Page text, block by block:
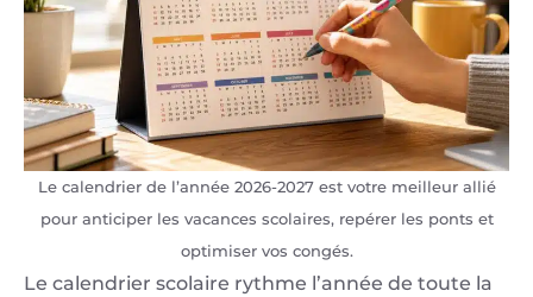
Le calendrier de l’année 2026-2027 est votre meilleur allié
pour anticiper les vacances scolaires, repérer les ponts et
optimiser vos congés.
Le calendrier scolaire rythme l’année de toute la